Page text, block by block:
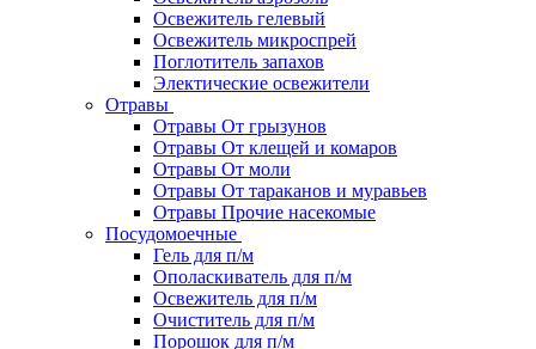
Освежитель гелевый
Освежитель микроспрей
Поглотитель запахов
Электические освежители
Отравы
Отравы От грызунов
Отравы От клещей и комаров
Отравы От моли
Отравы От тараканов и муравьев
Отравы Прочие насекомые
Посудомоечные
Гель для п/м
Ополаскиватель для п/м
Освежитель для п/м
Очиститель для п/м
Порошок для п/м